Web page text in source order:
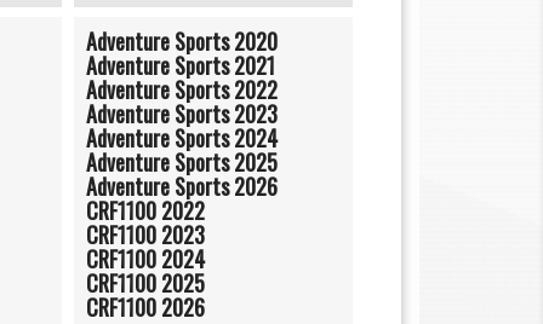
Adventure Sports 2020
Adventure Sports 2021
Adventure Sports 2022
Adventure Sports 2023
Adventure Sports 2024
Adventure Sports 2025
Adventure Sports 2026
CRF1100 2022
CRF1100 2023
CRF1100 2024
CRF1100 2025
CRF1100 2026